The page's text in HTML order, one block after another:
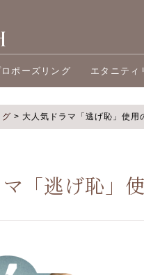
ロポーズリング エタニティ
グ > 大人気ドラマ「逃げ恥」使用
「逃げ恥」